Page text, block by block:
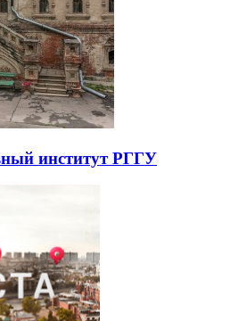
институт РГГУ